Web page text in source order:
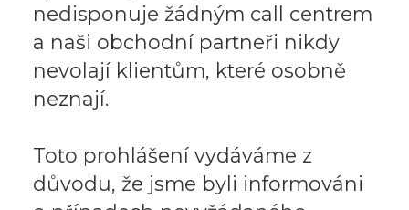
nedisponuje žádným call centrem
a naši obchodní partneři nikdy
nevolají klientům, které osobně
neznají.
Toto prohlášení vydáváme z
důvodu, že jsme byli informováni